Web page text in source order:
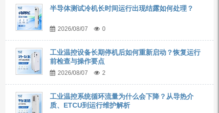
半导体测试冷机长时间运行出现结露如何处理？
2026/08/07 0
工业温控设备长期停机后如何重新启动？恢复运行
前检查与操作要点
2026/08/07 2
工业温控系统循环流量为什么会下降？从导热介
质、ETCU到运行维护解析